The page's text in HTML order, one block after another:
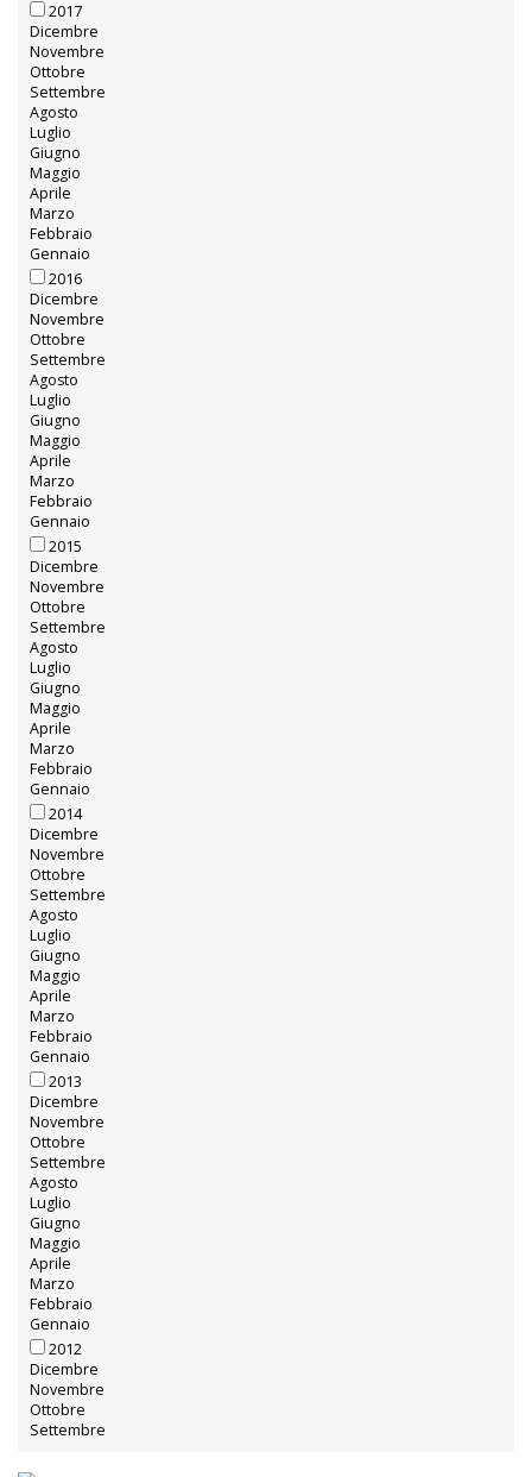
2017
Dicembre
Novembre
Ottobre
Settembre
Agosto
Luglio
Giugno
Maggio
Aprile
Marzo
Febbraio
Gennaio
2016
Dicembre
Novembre
Ottobre
Settembre
Agosto
Luglio
Giugno
Maggio
Aprile
Marzo
Febbraio
Gennaio
2015
Dicembre
Novembre
Ottobre
Settembre
Agosto
Luglio
Giugno
Maggio
Aprile
Marzo
Febbraio
Gennaio
2014
Dicembre
Novembre
Ottobre
Settembre
Agosto
Luglio
Giugno
Maggio
Aprile
Marzo
Febbraio
Gennaio
2013
Dicembre
Novembre
Ottobre
Settembre
Agosto
Luglio
Giugno
Maggio
Aprile
Marzo
Febbraio
Gennaio
2012
Dicembre
Novembre
Ottobre
Settembre